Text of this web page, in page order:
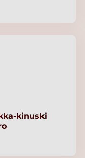
kinuski